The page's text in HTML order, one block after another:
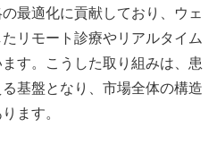
最適化に貢献しており、ウェ
リモート診療やリアルタイム
す。こうした取り組みは、患
基盤となり、市場全体の構造
ます。